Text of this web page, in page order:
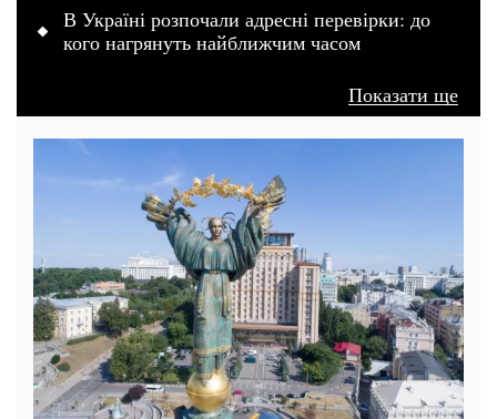
В Україні розпочали адресні перевірки: до
кого нагрянуть найближчим часом
Показати ще